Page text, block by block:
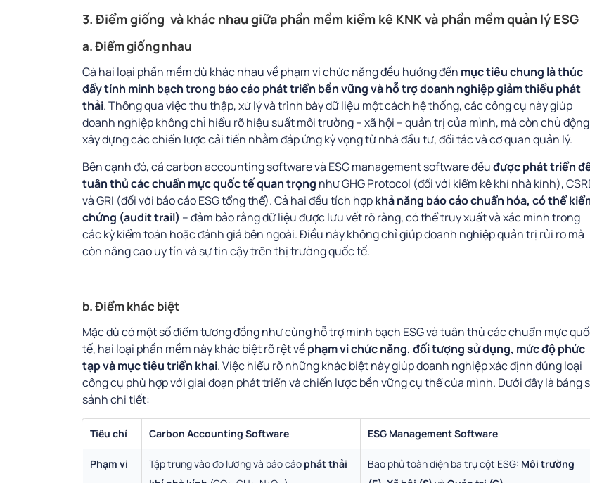
3. Điểm giống và khác nhau giữa phần mềm kiểm kê KNK và phần mềm quản lý ESG
a. Điểm giống nhau
Cả hai loại phần mềm dù khác nhau về phạm vi chức năng đều hướng đến mục tiêu chung là thúc
đẩy tính minh bạch trong báo cáo phát triển bền vững và hỗ trợ doanh nghiệp giảm thiểu phát
thải. Thông qua việc thu thập, xử lý và trình bày dữ liệu một cách hệ thống, các công cụ này giúp
doanh nghiệp không chỉ hiểu rõ hiệu suất môi trường – xã hội – quản trị của mình, mà còn chủ động
xây dựng các chiến lược cải tiến nhằm đáp ứng kỳ vọng từ nhà đầu tư, đối tác và cơ quan quản lý.
Bên cạnh đó, cả carbon accounting software và ESG management software đềuđược phát triển
tuân thủ các chuẩn mực quốc tế quan trọng như GHG Protocol (đối với kiểm kê khí nhà kính),
và GRI (đối với báo cáo ESG tổng thể). Cả hai đều tích hợpkhả năng báo cáo chuẩn hóa, có thể
chứng (audit trail) – đảm bảo rằng dữ liệu được lưu vết rõ ràng, có thể truy xuất và xác minh trong
các kỳ kiểm toán hoặc đánh giá bên ngoài. Điều này không chỉ giúp doanh nghiệp quản trị rủi ro mà
còn nâng cao uy tín và sự tin cậy trên thị trường quốc tế.
b. Điểm khác biệt
Mặc dù có một số điểm tương đồng như cùng hỗ trợ minh bạch ESG và tuân thủ các chuẩn mực
tế, hai loại phần mềm này khác biệt rõ rệt vềphạm vi chức năng, đối tượng sử dụng, mức độ phức
tạp và mục tiêu triển khai. Việc hiểu rõ những khác biệt này giúp doanh nghiệp xác định đúng loại
công cụ phù hợp với giai đoạn phát triển và chiến lược bền vững cụ thể của mình. Dưới đây là bảng
sánh chi tiết:
Tiêu chí Carbon Accounting Software ESG Management Software
Phạm vi Tập trung vào đo lường và báo cáo phát thải
Bao phủ toàn diện ba trụ cột ESG: Môi trường